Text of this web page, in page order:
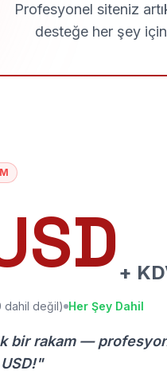
Profesyonel siteniz
desteğe her şey
+
dahil değil) Her Şey Dahil
bir rakam —